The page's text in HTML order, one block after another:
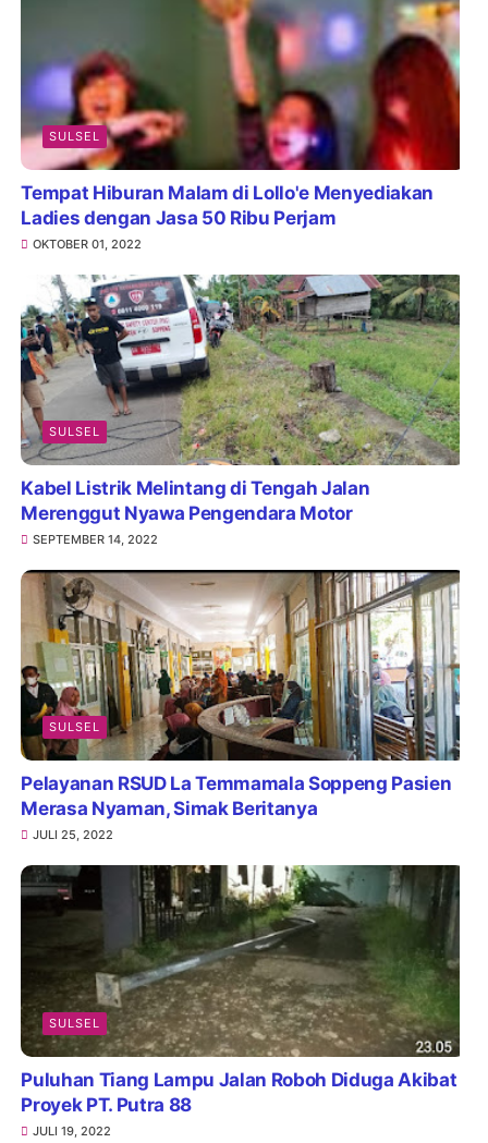
SULSEL
Tempat Hiburan Malam di Lollo'e Menyediakan
Ladies dengan Jasa 50 Ribu Perjam
OKTOBER 01, 2022
SULSEL
Kabel Listrik Melintang di Tengah Jalan
Merenggut Nyawa Pengendara Motor
SEPTEMBER 14, 2022
SULSEL
Pelayanan RSUD La Temmamala Soppeng Pasien
Merasa Nyaman, Simak Beritanya
JULI 25, 2022
SULSEL
Puluhan Tiang Lampu Jalan Roboh Diduga Akibat
Proyek PT. Putra 88
JULI 19, 2022